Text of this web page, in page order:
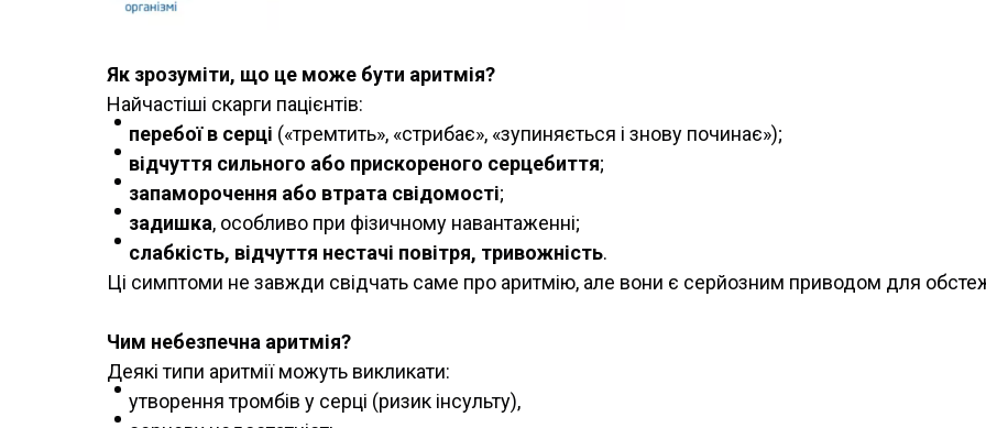
Як зрозуміти, що це може бути аритмія?
Найчастіші скарги пацієнтів:
перебої в серці («тремтить», «стрибає», «зупиняється і знову починає»);
відчуття сильного або прискореного серцебиття;
запаморочення або втрата свідомості;
задишка, особливо при фізичному навантаженні;
слабкість, відчуття нестачі повітря, тривожність.
Ці симптоми не завжди свідчать саме про аритмію, але вони є серйозним приводом для
Чим небезпечна аритмія?
Деякі типи аритмії можуть викликати:
утворення тромбів у серці (ризик інсульту),